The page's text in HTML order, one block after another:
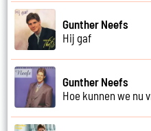
Gunther Neefs
Hij gaf
Gunther Neefs
Hoe kunnen we nu